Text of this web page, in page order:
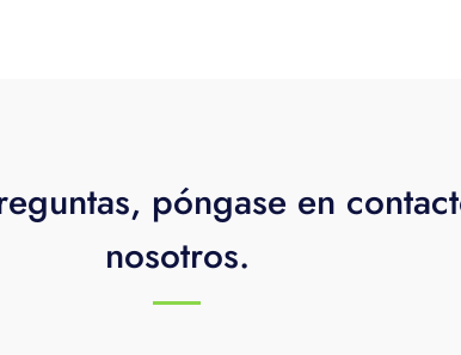
póngase en
nosotros.